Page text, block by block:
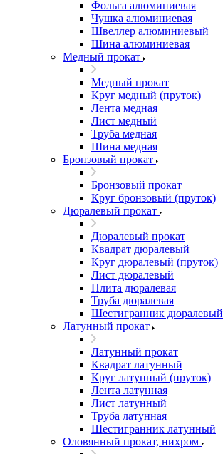
Фольга алюминиевая
Чушка алюминиевая
Швеллер алюминиевый
Шина алюминиевая
Медный прокат
Медный прокат
Круг медный (пруток)
Лента медная
Лист медный
Труба медная
Шина медная
Бронзовый прокат
Бронзовый прокат
Круг бронзовый (пруток)
Дюралевый прокат
Дюралевый прокат
Квадрат дюралевый
Круг дюралевый (пруток)
Лист дюралевый
Плита дюралевая
Труба дюралевая
Шестигранник дюралевый
Латунный прокат
Латунный прокат
Квадрат латунный
Круг латунный (пруток)
Лента латунная
Лист латунный
Труба латунная
Шестигранник латунный
Оловянный прокат, нихром